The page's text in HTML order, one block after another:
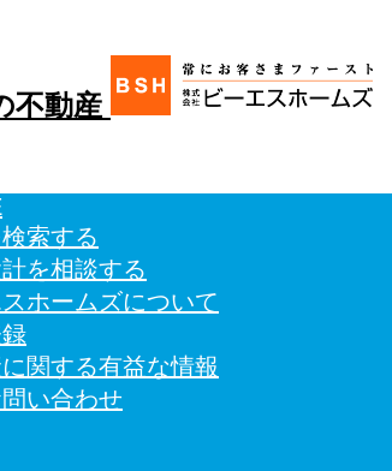
索する
を相談する
ホームズについて
関する有益な情報
い合わせ